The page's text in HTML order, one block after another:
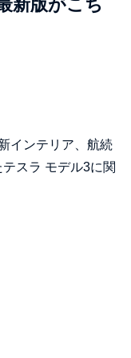
新版がこち
インテリア、航続
スラ モデル3に関